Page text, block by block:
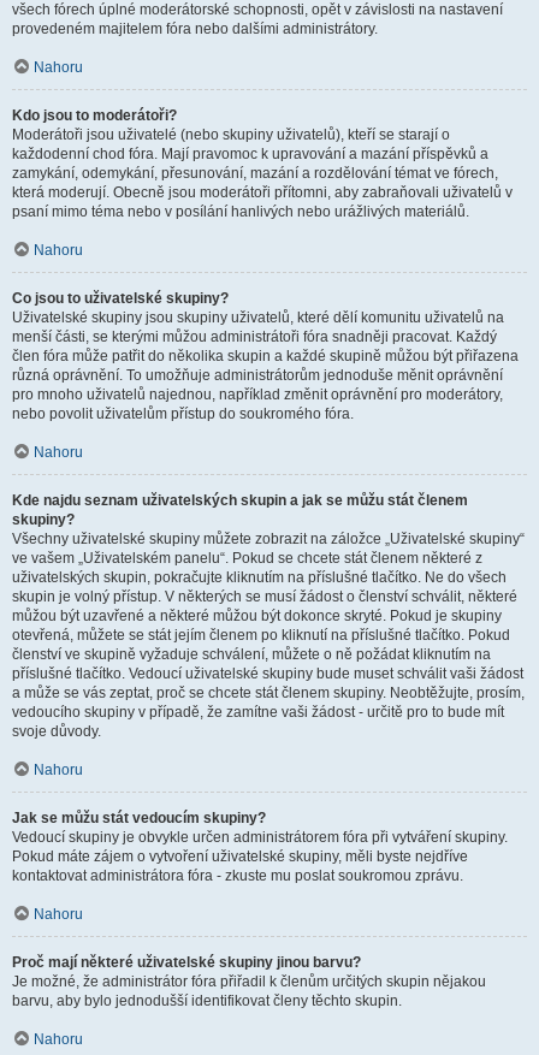
všech fórech úplné moderátorské schopnosti, opět v závislosti na nastavení
provedeném majitelem fóra nebo dalšími administrátory.
Nahoru
Kdo jsou to moderátoři?
Moderátoři jsou uživatelé (nebo skupiny uživatelů), kteří se starají o
každodenní chod fóra. Mají pravomoc k upravování a mazání příspěvků a
zamykání, odemykání, přesunování, mazání a rozdělování témat ve fórech,
která moderují. Obecně jsou moderátoři přítomni, aby zabraňovali uživatelů v
psaní mimo téma nebo v posílání hanlivých nebo urážlivých materiálů.
Nahoru
Co jsou to uživatelské skupiny?
Uživatelské skupiny jsou skupiny uživatelů, které dělí komunitu uživatelů na
menší části, se kterými můžou administrátoři fóra snadněji pracovat. Každý
člen fóra může patřit do několika skupin a každé skupině můžou být přiřazena
různá oprávnění. To umožňuje administrátorům jednoduše měnit oprávnění
pro mnoho uživatelů najednou, například změnit oprávnění pro moderátory,
nebo povolit uživatelům přístup do soukromého fóra.
Nahoru
Kde najdu seznam uživatelských skupin a jak se můžu stát členem
skupiny?
Všechny uživatelské skupiny můžete zobrazit na záložce „Uživatelské skupiny“
ve vašem „Uživatelském panelu“. Pokud se chcete stát členem některé z
uživatelských skupin, pokračujte kliknutím na příslušné tlačítko. Ne do všech
skupin je volný přístup. V některých se musí žádost o členství schválit, některé
můžou být uzavřené a některé můžou být dokonce skryté. Pokud je skupiny
otevřená, můžete se stát jejím členem po kliknutí na příslušné tlačítko. Pokud
členství ve skupině vyžaduje schválení, můžete o ně požádat kliknutím na
příslušné tlačítko. Vedoucí uživatelské skupiny bude muset schválit vaši žádost
a může se vás zeptat, proč se chcete stát členem skupiny. Neobtěžujte, prosím,
vedoucího skupiny v případě, že zamítne vaši žádost - určitě pro to bude mít
svoje důvody.
Nahoru
Jak se můžu stát vedoucím skupiny?
Vedoucí skupiny je obvykle určen administrátorem fóra při vytváření skupiny.
Pokud máte zájem o vytvoření uživatelské skupiny, měli byste nejdříve
kontaktovat administrátora fóra - zkuste mu poslat soukromou zprávu.
Nahoru
Proč mají některé uživatelské skupiny jinou barvu?
Je možné, že administrátor fóra přiřadil k členům určitých skupin nějakou
barvu, aby bylo jednodušší identifikovat členy těchto skupin.
Nahoru